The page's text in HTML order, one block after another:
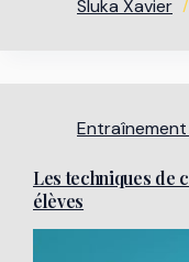
Sluka Xavier
Les techniques de
élèves